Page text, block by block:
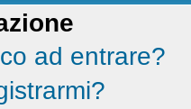
ad entrare?